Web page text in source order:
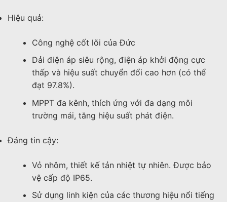
Hiệu quả:
Công nghệ cốt lõi của Đức
Dải điện áp siêu rộng, điện áp khởi động cực
thấp và hiệu suất chuyển đổi cao hơn (có thể
đạt 97.8%).
MPPT đa kênh, thích ứng với đa dạng môi
trường mái, tăng hiệu suất phát điện.
Đáng tin cậy:
Vỏ nhôm, thiết kế tản nhiệt tự nhiên. Được bảo
vệ cấp độ IP65.
Sử dụng linh kiện của các thương hiệu nổi tiếng